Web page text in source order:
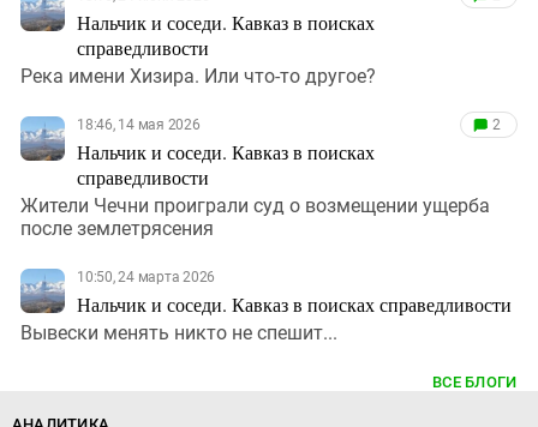
Нальчик и соседи. Кавказ в поисках
справедливости
Река имени Хизира. Или что-то другое?
18:46, 14 мая 2026
Нальчик и соседи. Кавказ в поисках
справедливости
2
Жители Чечни проиграли суд о возмещении ущерба
после землетрясения
10:50, 24 марта 2026
Нальчик и соседи. Кавказ в поисках справедливости
Вывески менять никто не спешит...
ВСЕ БЛОГИ